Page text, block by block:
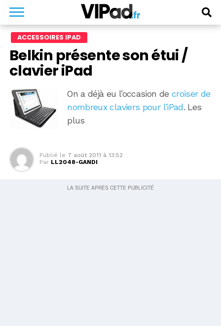
ACCESSOIRES IPAD
Belkin présente son étui /
clavier iPad
On a déjà eu l’occasion de croiser de
nombreux claviers pour l’iPad . Les
plus
Publié le 7 août 2011 à 13:52
Par LL2048-GANDI